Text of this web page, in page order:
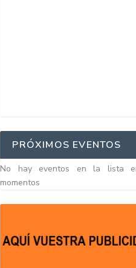
PRÓXIMOS EVENTOS
No hay eventos en la lista
momentos